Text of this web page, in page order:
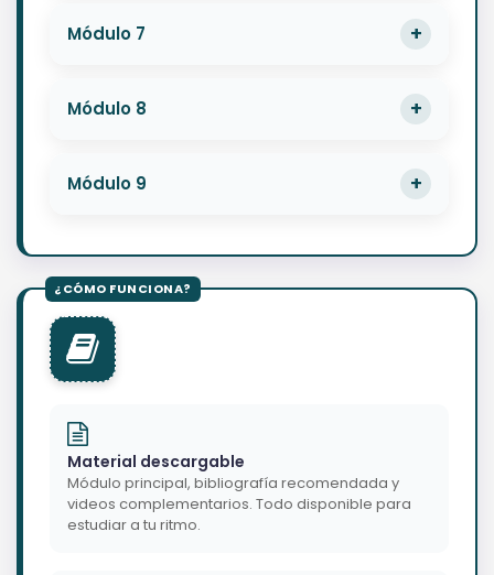
Módulo 7
Módulo 8
Módulo 9
Material descargable
Módulo principal, bibliografía recomendada y
videos complementarios. Todo disponible para
estudiar a tu ritmo.